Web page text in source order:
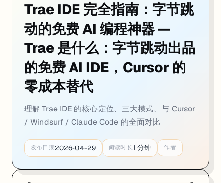
为什么 Trae 突然火了
2025 年初发布后，Trae 在半年内冲进了多个"最佳 AI 编程工具"榜单。
Cursor 要 $20/月，Windsurf 免费额度有限，Claude Code 按 token
字节跳动烧钱换用户的打法，在 AI IDE 赛道上复制了一遍。
Trae 不是只有一个聊天窗口。它提供三种截然不同的 AI 交互方式：
┌─────────────────────────────────────────────┐
│  Chat Mode     │ 问答 + 代码解释 + 局部修改  │
├─────────────────────────────────────────────┤
│  Builder Mode  │ 自然语言 → 全栈项目生成      │
├─────────────────────────────────────────────┤
│  SOLO Mode     │ 自主规划 → 编码 → 测试 → 部署 │
Trae IDE 完全指南：字节跳
动的免费 AI 编程神器 —
Trae 是什么：字节跳动出品
的免费 AI IDE，Cursor 的
零成本替代
理解 Trae IDE 的核心定位、三大模式、与 Cursor
/ Windsurf / Claude Code 的全面对比
发布日期2026-04-29 阅读时长1 分钟 作者